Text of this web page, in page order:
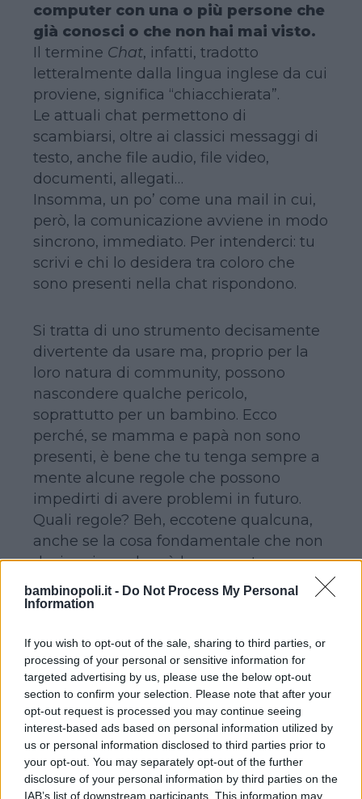
bambinopoli.it - Do Not Process My Personal
Information
If you wish to opt-out of the sale, sharing to third parties, or
processing of your personal or sensitive information for
targeted advertising by us, please use the below opt-out
section to confirm your selection. Please note that after your
opt-out request is processed you may continue seeing
interest-based ads based on personal information utilized by
us or personal information disclosed to third parties prior to
your opt-out. You may separately opt-out of the further
disclosure of your personal information by third parties on the
IAB’s list of downstream participants. This information may
computer con una o più persone che
già conosci o che non hai mai visto.
Il termine Chat, infatti, tradotto
letteralmente dalla lingua inglese da cui
proviene, significa “chiacchierata”.
Le attuali chat permettono di
scambiarsi, oltre ai classici messaggi di
testo, anche file audio, file video,
documenti, allegati…
Insomma, un po’ come una mail in cui,
però, la comunicazione avviene in modo
sincrono, immediato. Per intenderci: tu
scrivi e chi lo desidera tra coloro che
sono presenti nella chat rispondono.
Si tratta di uno strumento decisamente
divertente da usare ma, proprio per la
loro natura di community, possono
nascondere qualche pericolo,
soprattutto per un bambino. Ecco
perché, se mamma e papà non sono
presenti, è bene che tu tenga sempre a
mente alcune regole che possono
impedirti di avere problemi in futuro.
Quali regole? Beh, eccotene qualcuna,
anche se la cosa fondamentale che non
devi mai scordare è la seguente:una
chat è aperta a tutti e chiunque può
frequentarla. Stai molto attento,
con le quali ti intrattieni.
Continua a leggere dopo la pubblicità
NON SCRIVERE MAI IL TUO